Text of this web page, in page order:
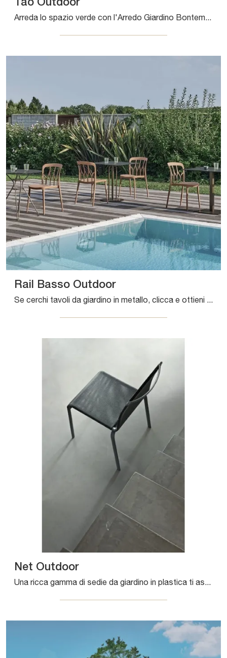
Tao Outdoor
Arreda lo spazio verde con l'Arredo Giardino Bontempi! Set e tavolini da giardino in metallo, come il modello Tao Outdoor, ti attendono!
Rail Basso Outdoor
Se cerchi tavoli da giardino in metallo, clicca e ottieni informazioni sul modello Rail Basso Outdoor del brand Bontempi.
Net Outdoor
Una ricca gamma di sedie da giardino in plastica ti aspetta nel nostro punto vendita: clicca e scopri il modello Net Outdoor di Bontempi.